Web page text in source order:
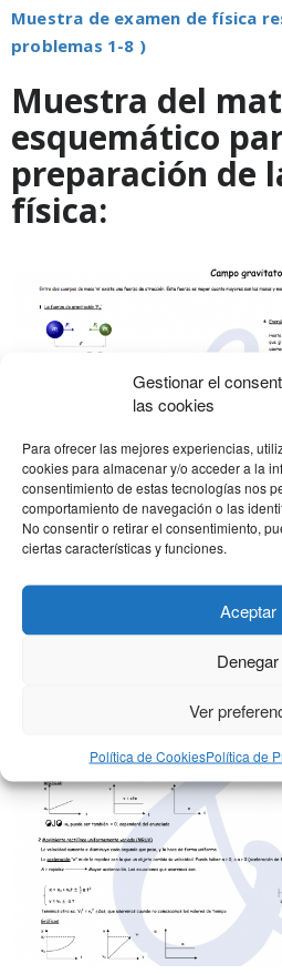
Gestionar el
las cookies
Para ofrecer las mejores experiencias,
cookies para almacenar y/o acceder a la
consentimiento de estas tecnologías nos
comportamiento de navegación o las
No consentir o retirar el consentimiento,
ciertas características y funciones.
Aceptar
Denegar
Ver
Política de CookiesPolítica de
Muestra de examen de física
problemas 1-8 )
Muestra del
esquemático
preparación de
física: